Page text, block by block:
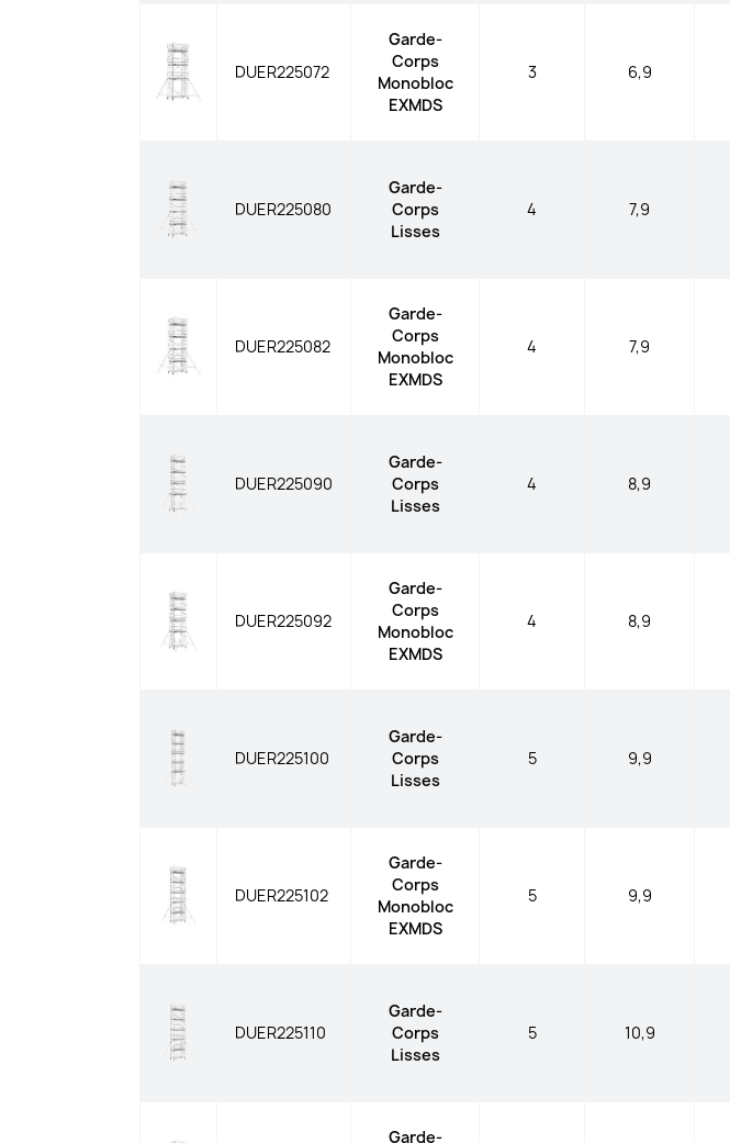
DUER225072
Garde-
Corps
Monobloc
EXMDS
3 6,9
DUER225080
Garde-
Corps
Lisses
4 7,9
DUER225082
Garde-
Corps
Monobloc
EXMDS
4 7,9
DUER225090
Garde-
Corps
Lisses
4 8,9
DUER225092
Garde-
Corps
Monobloc
EXMDS
4 8,9
DUER225100
Garde-
Corps
Lisses
5 9,9
DUER225102
Garde-
Corps
Monobloc
EXMDS
5 9,9
DUER225110
Garde-
Corps
Lisses
5 10,9
Garde-